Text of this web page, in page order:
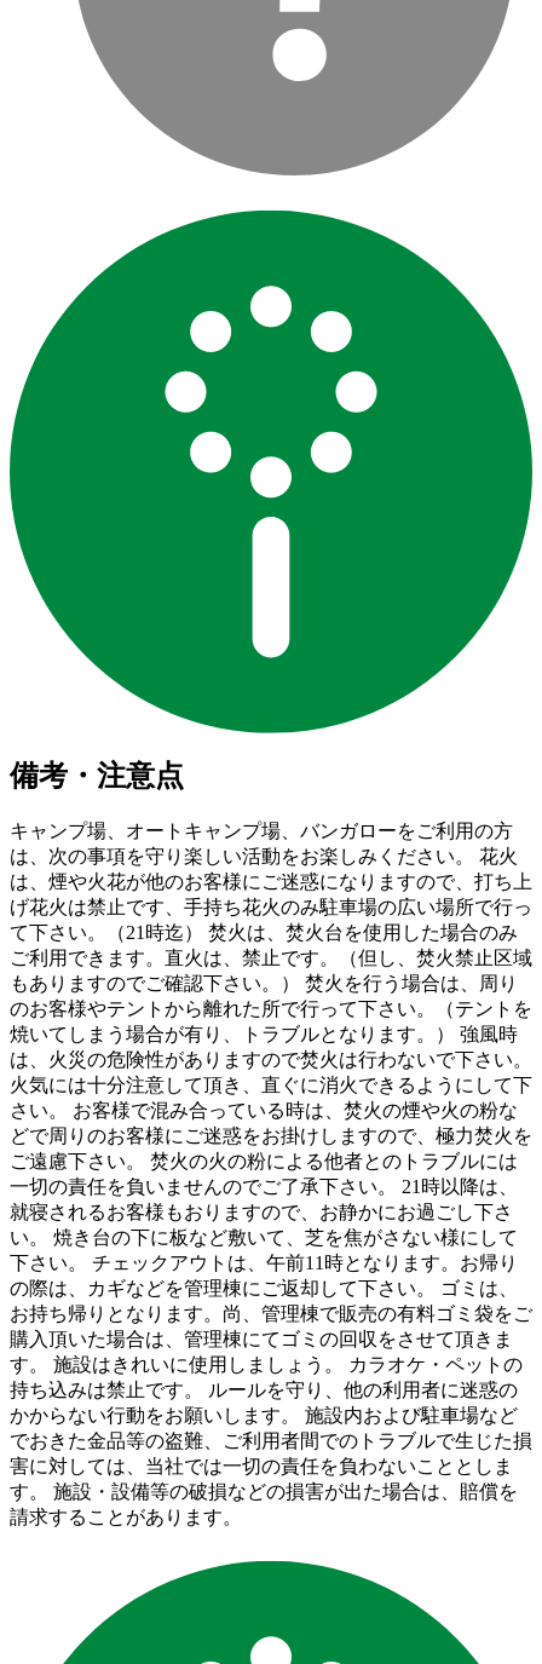
備考・注意点
キャンプ場、オートキャンプ場、バンガローをご利用の方
は、次の事項を守り楽しい活動をお楽しみください。 花火
は、煙や火花が他のお客様にご迷惑になりますので、打ち上
げ花火は禁止です、手持ち花火のみ駐車場の広い場所で行っ
て下さい。（21時迄） 焚火は、焚火台を使用した場合のみ
ご利用できます。直火は、禁止です。（但し、焚火禁止区域
もありますのでご確認下さい。） 焚火を行う場合は、周り
のお客様やテントから離れた所で行って下さい。（テントを
焼いてしまう場合が有り、トラブルとなります。） 強風時
は、火災の危険性がありますので焚火は行わないで下さい。
火気には十分注意して頂き、直ぐに消火できるようにして下
さい。 お客様で混み合っている時は、焚火の煙や火の粉な
どで周りのお客様にご迷惑をお掛けしますので、極力焚火を
ご遠慮下さい。 焚火の火の粉による他者とのトラブルには
一切の責任を負いませんのでご了承下さい。 21時以降は、
就寝されるお客様もおりますので、お静かにお過ごし下さ
い。 焼き台の下に板など敷いて、芝を焦がさない様にして
下さい。 チェックアウトは、午前11時となります。お帰り
の際は、カギなどを管理棟にご返却して下さい。 ゴミは、
お持ち帰りとなります。尚、管理棟で販売の有料ゴミ袋をご
購入頂いた場合は、管理棟にてゴミの回収をさせて頂きま
す。 施設はきれいに使用しましょう。 カラオケ・ペットの
持ち込みは禁止です。 ルールを守り、他の利用者に迷惑の
かからない行動をお願いします。 施設内および駐車場など
でおきた金品等の盗難、ご利用者間でのトラブルで生じた損
害に対しては、当社では一切の責任を負わないこととしま
す。 施設・設備等の破損などの損害が出た場合は、賠償を
請求することがあります。